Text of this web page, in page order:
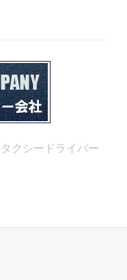
タクシードライバー